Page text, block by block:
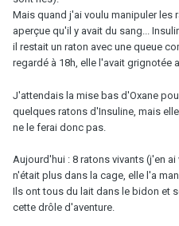
Mais quand j'ai voulu manipuler les
aperçue qu'il y avait du sang...
il restait un raton avec une queue
regardé à 18h, elle l'avait grignotée
J'attendais la mise bas d'Oxane
quelques ratons d'Insuline, mais
ne le ferai donc pas.
Aujourd'hui : 8 ratons vivants (j'en
n'était plus dans la cage, elle l'a
Ils ont tous du lait dans le bidon et
cette drôle d'aventure.